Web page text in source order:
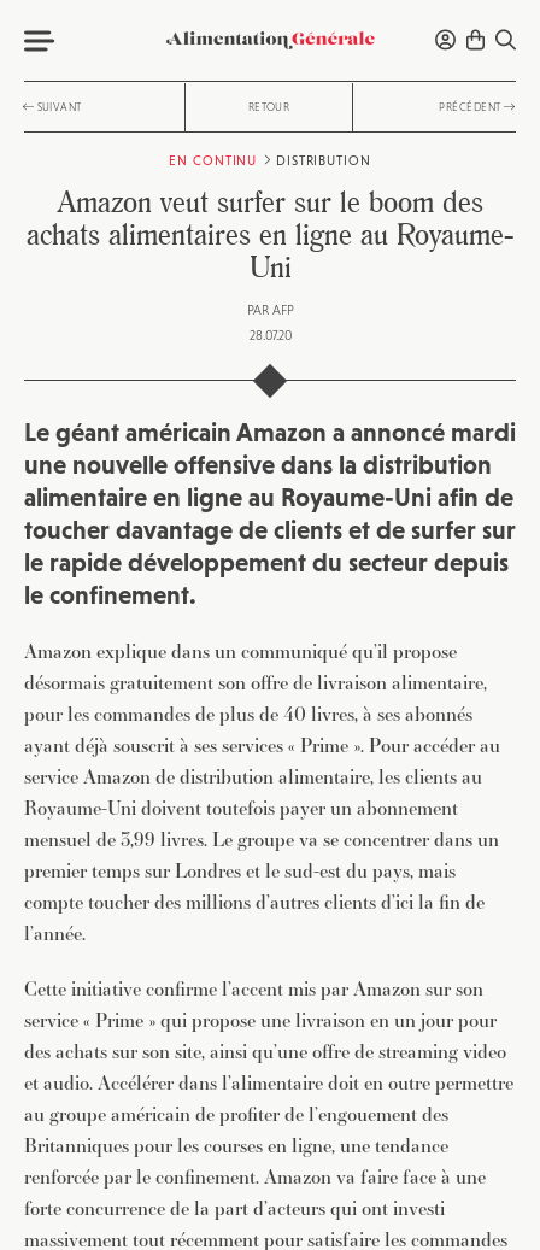
SUIVANT RETOUR PRÉCÉDENT
EN CONTINU DISTRIBUTION
Amazon veut surfer sur le boom des
achats alimentaires en ligne au Royaume-
Uni
PAR AFP
28.07.20
Le géant américain Amazon a annoncé mardi
une nouvelle offensive dans la distribution
alimentaire en ligne au Royaume-Uni afin de
toucher davantage de clients et de surfer sur
le rapide développement du secteur depuis
le confinement.
Amazon explique dans un communiqué qu’il propose
désormais gratuitement son offre de livraison alimentaire,
pour les commandes de plus de 40 livres, à ses abonnés
ayant déjà souscrit à ses services « Prime ». Pour accéder au
service Amazon de distribution alimentaire, les clients au
Royaume-Uni doivent toutefois payer un abonnement
mensuel de 3,99 livres. Le groupe va se concentrer dans un
premier temps sur Londres et le sud-est du pays, mais
compte toucher des millions d’autres clients d’ici la fin de
l’année.
Cette initiative confirme l’accent mis par Amazon sur son
service « Prime » qui propose une livraison en un jour pour
des achats sur son site, ainsi qu’une offre de streaming video
et audio. Accélérer dans l’alimentaire doit en outre permettre
au groupe américain de profiter de l’engouement des
Britanniques pour les courses en ligne, une tendance
renforcée par le confinement. Amazon va faire face à une
forte concurrence de la part d’acteurs qui ont investi
massivement tout récemment pour satisfaire les commandes